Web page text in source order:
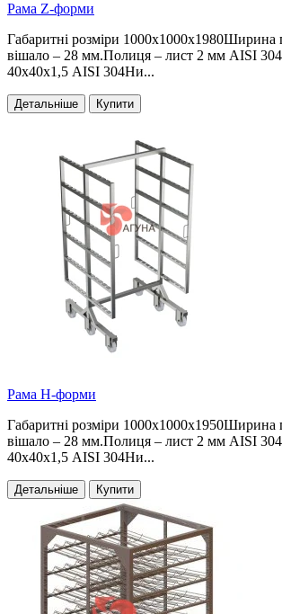
Рама Z-форми
Габаритні розміри 1000х1000х1980Ширина
вішало – 28 мм.Полиця – лист 2 мм AISI
40х40х1,5 AISI 304Ни...
Детальніше Купити
Рама Н-форми
Габаритні розміри 1000х1000х1950Ширина
вішало – 28 мм.Полиця – лист 2 мм AISI
40х40х1,5 AISI 304Ни...
Детальніше Купити